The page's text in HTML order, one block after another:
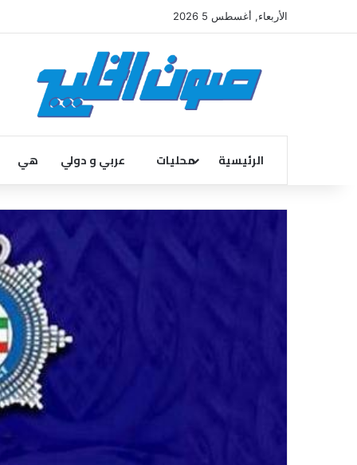
الأربعاء, أغسطس 5 2026
الرئيسية محليات عربي و دولي هي